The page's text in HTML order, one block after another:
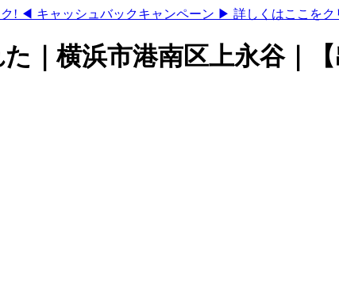
ク! ◀ キャッシュバックキャンペーン ▶ 詳しくはここを
｜横浜市港南区上永谷｜